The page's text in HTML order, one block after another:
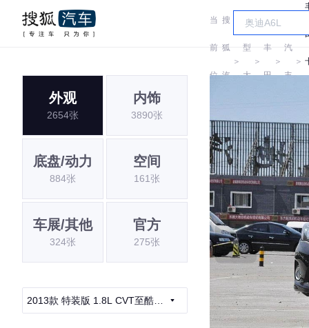
当
前
位
搜
狐
汽
＞
车
型
大
＞
丰
田
＞
汽
丰
＞
外观
2654张
内饰
3890张
底盘/动力
884张
空间
161张
车展/其他
324张
官方
275张
2013款 特装版 1.8L CVT至酷版